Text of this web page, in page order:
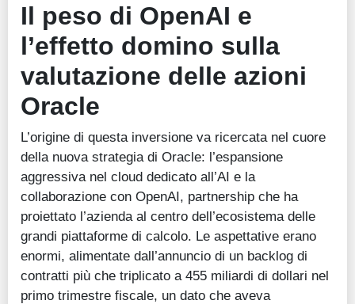
Il peso di OpenAI e
l’effetto domino sulla
valutazione delle azioni
Oracle
L’origine di questa inversione va ricercata nel cuore
della nuova strategia di Oracle: l’espansione
aggressiva nel cloud dedicato all’AI e la
collaborazione con OpenAI, partnership che ha
proiettato l’azienda al centro dell’ecosistema delle
grandi piattaforme di calcolo. Le aspettative erano
enormi, alimentate dall’annuncio di un backlog di
contratti più che triplicato a 455 miliardi di dollari nel
primo trimestre fiscale, un dato che aveva